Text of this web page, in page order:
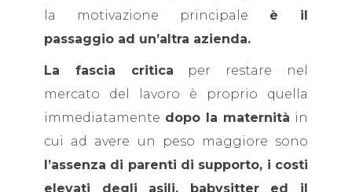
la motivazione principale è il
passaggio ad un’altra azienda.
La fascia critica per restare nel
mercato del lavoro è proprio quella
immediatamente dopo la maternità in
cui ad avere un peso maggiore sono
l’assenza di parenti di supporto, i costi
elevati degli asili, babysitter ed il